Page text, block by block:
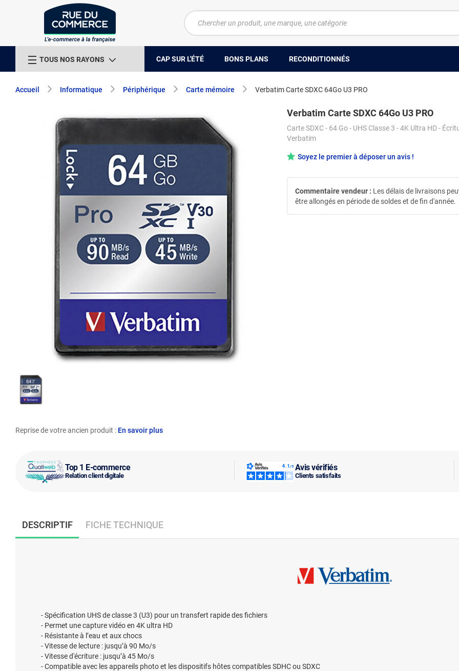
TOUS NOS RAYONS CAP SUR L'ÉTÉ BONS PLANS RECONDITIONNÉS
Accueil Informatique Périphérique Carte mémoire Verbatim Carte SDXC 64Go U3 PRO
Top 1 E-commerce
Relation client digitale
Avis vérifiés
Clients satisfaits
Reprise de votre ancien produit : En savoir plus
Verbatim Carte SDXC 64Go U3 PRO
Carte SDXC - 64 Go - UHS Classe 3 - 4K Ultra HD -
Verbatim
Soyez le premier à déposer un avis !
Commentaire vendeur : Les délais de livraisons
être allongés en période de soldes et de fin d'année.
DESCRIPTIF FICHE TECHNIQUE
- Spécification UHS de classe 3 (U3) pour un transfert rapide des fichiers
- Permet une capture vidéo en 4K ultra HD
- Résistante à l’eau et aux chocs
- Vitesse de lecture : jusqu’à 90 Mo/s
- Vitesse d'écriture : jusqu’à 45 Mo/s
- Compatible avec les appareils photo et les dispositifs hôtes compatibles SDHC ou SDXC